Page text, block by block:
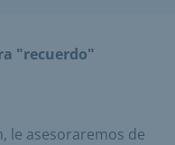
"recuerdo"
le asesoraremos de